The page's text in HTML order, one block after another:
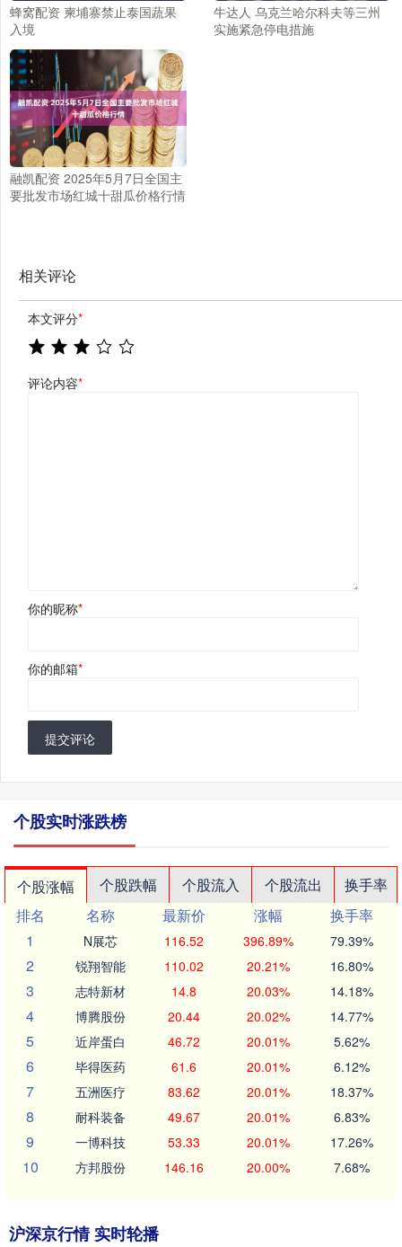
蜂窝配资 柬埔寨禁止泰国蔬果
入境
牛达人 乌克兰哈尔科夫等三州
实施紧急停电措施
融凯配资 2025年5月7日全国主
要批发市场红城十甜瓜价格行情
相关评论
本文评分*
评论内容*
你的昵称*
你的邮箱*
提交评论
个股实时涨跌榜
个股涨幅 个股跌幅 个股流入 个股流出
换手率
排名
名称 最新价 涨幅
换手率
1
N展芯 116.52 396.89% 79.39%
2 锐翔智能 110.02 20.21% 16.80%
3 志特新材 14.8 20.03% 14.18%
4 博腾股份 20.44 20.02% 14.77%
5 近岸蛋白 46.72 20.01% 5.62%
6 毕得医药 61.6 20.01% 6.12%
7 五洲医疗 83.62 20.01% 18.37%
8 耐科装备 49.67 20.01% 6.83%
9 一博科技 53.33 20.01% 17.26%
10 方邦股份 146.16 20.00% 7.68%
沪深京行情 实时轮播